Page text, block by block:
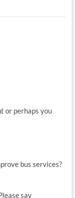
or perhaps you
bus services?
say